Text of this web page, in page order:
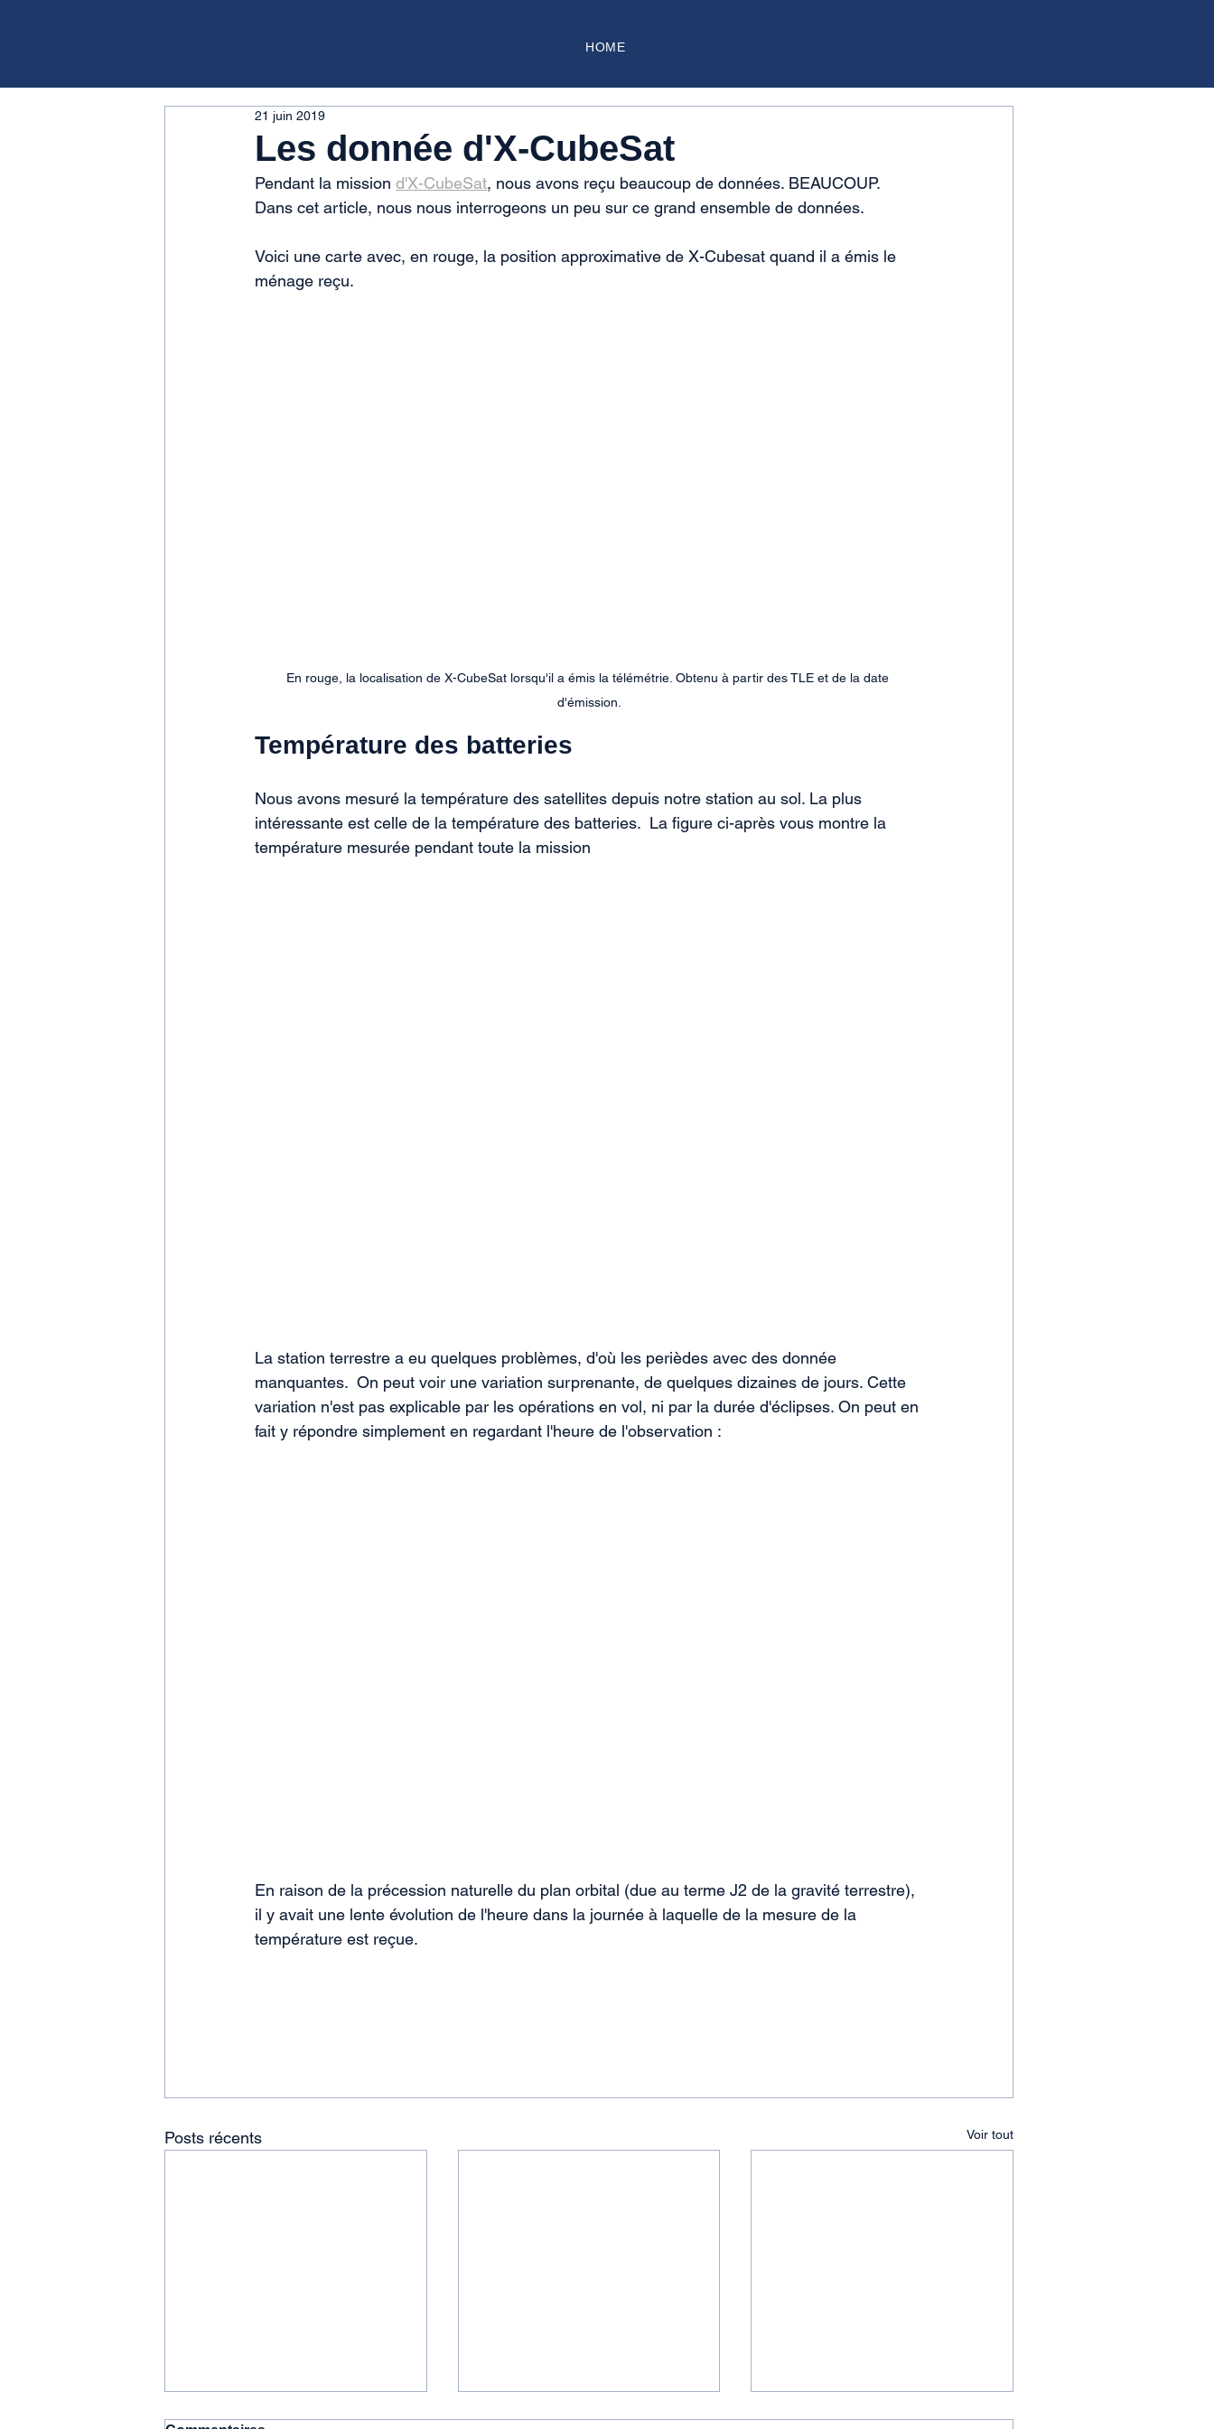
HOME
Les donnée d'X-CubeSat
21 juin 2019
Pendant la mission d'X-CubeSat, nous avons reçu beaucoup de données. BEAUCOUP.
Dans cet article, nous nous interrogeons un peu sur ce grand ensemble de données.
Voici une carte avec, en rouge, la position approximative de X-Cubesat quand il a émis le
ménage reçu.
En rouge, la localisation de X-CubeSat lorsqu'il a émis la télémétrie. Obtenu à partir des TLE et de la date
d'émission.
Température des batteries
Nous avons mesuré la température des satellites depuis notre station au sol. La plus
intéressante est celle de la température des batteries.  La figure ci-après vous montre la
température mesurée pendant toute la mission
La station terrestre a eu quelques problèmes, d'où les perièdes avec des donnée
manquantes.  On peut voir une variation surprenante, de quelques dizaines de jours. Cette
variation n'est pas explicable par les opérations en vol, ni par la durée d'éclipses. On peut en
fait y répondre simplement en regardant l'heure de l'observation :
En raison de la précession naturelle du plan orbital (due au terme J2 de la gravité terrestre),
il y avait une lente évolution de l'heure dans la journée à laquelle de la mesure de la
température est reçue.
Posts récents Voir tout